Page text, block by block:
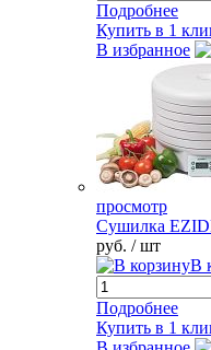
Подробнее
Купить в 1
В избранное
просмотр
Сушилка
руб. / шт
В
Подробнее
Купить в 1